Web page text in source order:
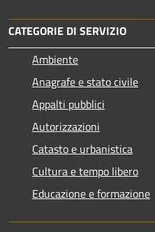
CATEGORIE DI SERVIZIO
Ambiente
Anagrafe e stato civile
Appalti pubblici
Autorizzazioni
Catasto e urbanistica
Cultura e tempo libero
Educazione e formazione